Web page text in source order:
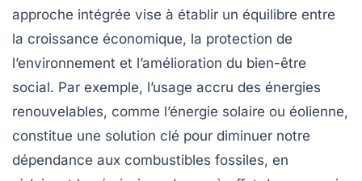
approche intégrée vise à établir un équilibre entre
la croissance économique, la protection de
l’environnement et l’amélioration du bien-être
social. Par exemple, l’usage accru des énergies
renouvelables, comme l’énergie solaire ou éolienne,
constitue une solution clé pour diminuer notre
dépendance aux combustibles fossiles, en